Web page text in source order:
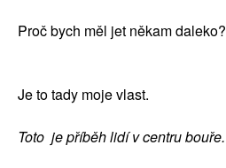
Proč bych měl jet někam daleko?
Je to tady moje vlast.
Toto je příběh lidí v centru bouře.